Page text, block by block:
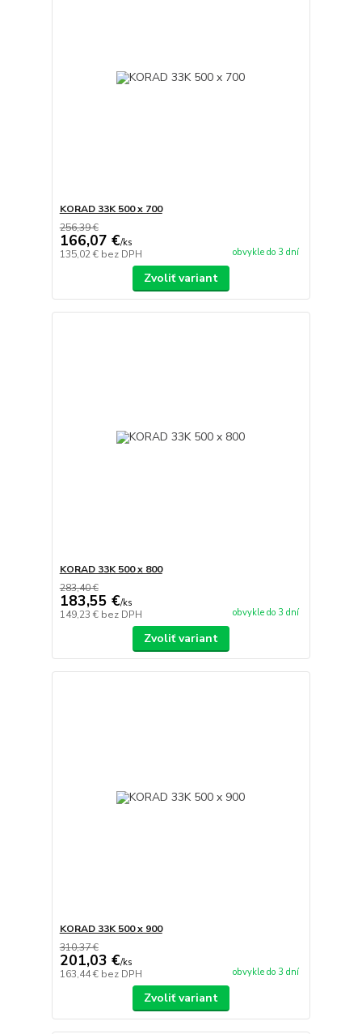
KORAD 33K 500 x 700
256,39 €
166,07 €/ks
135,02 € bez DPH obvykle do 3 dní
Zvoliť variant
KORAD 33K 500 x 800
283,40 €
183,55 €/ks
149,23 € bez DPH obvykle do 3 dní
Zvoliť variant
KORAD 33K 500 x 900
310,37 €
201,03 €/ks
163,44 € bez DPH obvykle do 3 dní
Zvoliť variant